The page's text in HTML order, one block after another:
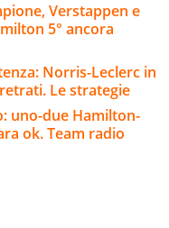
Verstappen e
5° ancora
Norris-Leclerc in
Le strategie
uno-due Hamilton-
ok. Team radio